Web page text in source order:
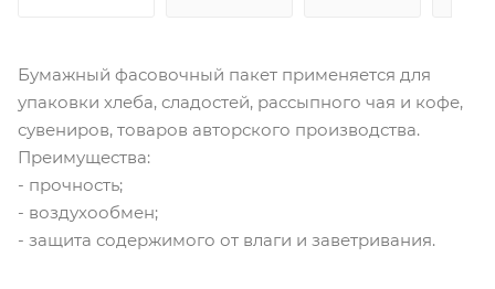
Бумажный фасовочный пакет применяется для
упаковки хлеба, сладостей, рассыпного чая и кофе,
сувениров, товаров авторского производства.
Преимущества:
- прочность;
- воздухообмен;
- защита содержимого от влаги и заветривания.